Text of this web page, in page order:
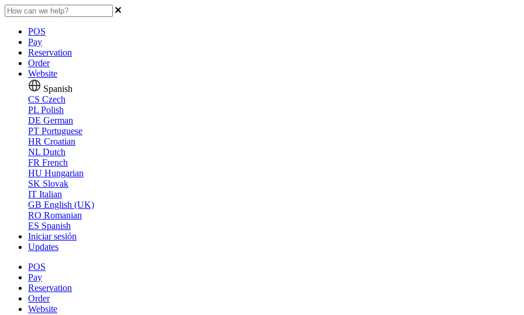
POS
Pay
Reservation
Order
Website
Spanish
CS Czech
PL Polish
DE German
PT Portuguese
HR Croatian
NL Dutch
FR French
HU Hungarian
SK Slovak
IT Italian
GB English (UK)
RO Romanian
ES Spanish
Iniciar sesión
Updates
POS
Pay
Reservation
Order
Website